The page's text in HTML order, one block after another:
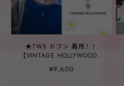
★TWS ドフン 着用！！
【VINTAGE HOLLYWOOD】
Daisy Glow Necklace
¥9,600